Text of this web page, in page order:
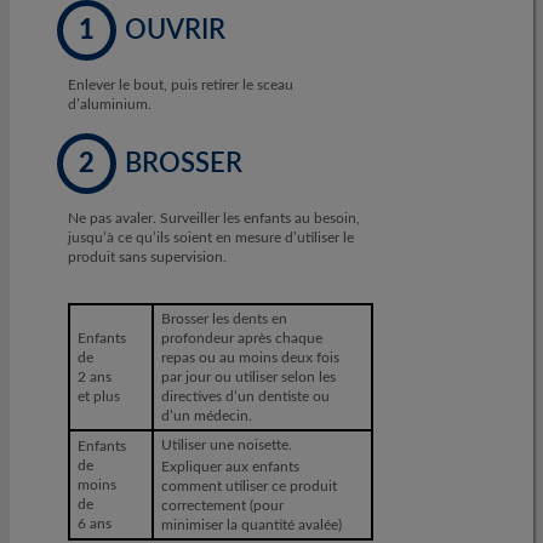
1 OUVRIR
Enlever le bout, puis retirer le sceau
d’aluminium.
2 BROSSER
Ne pas avaler. Surveiller les enfants au besoin,
jusqu’à ce qu’ils soient en mesure d’utiliser le
produit sans supervision.
Enfants
de
2 ans
et plus
Brosser les dents en
profondeur après chaque
repas ou au moins deux fois
par jour ou utiliser selon les
directives d’un dentiste ou
d’un médecin.
Enfants
de
moins
de
6 ans
Utiliser une noisette.
Expliquer aux enfants
comment utiliser ce produit
correctement (pour
minimiser la quantité avalée)